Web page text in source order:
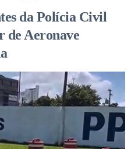
da Polícia Civil
de Aeronave